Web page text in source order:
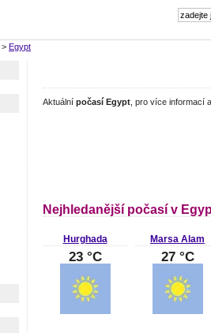
> Egypt
Aktuální počasí Egypt , pro více
Nejhledanější počasí v
Hurghada
23 °C
Marsa Alam
27 °C